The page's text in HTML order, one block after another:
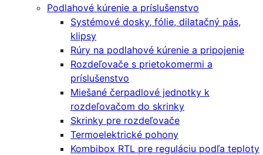
Podlahové kúrenie a príslušenstvo
Systémové dosky, fólie, dilatačný pás,
klipsy
Rúry na podlahové kúrenie a pripojenie
Rozdeľovače s prietokomermi a
príslušenstvo
Miešané čerpadlové jednotky k
rozdeľovačom do skrinky
Skrinky pre rozdeľovače
Termoelektrické pohony
Kombibox RTL pre reguláciu podľa teploty